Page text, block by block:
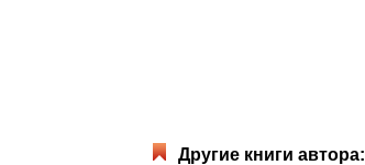
Другие книги автора: